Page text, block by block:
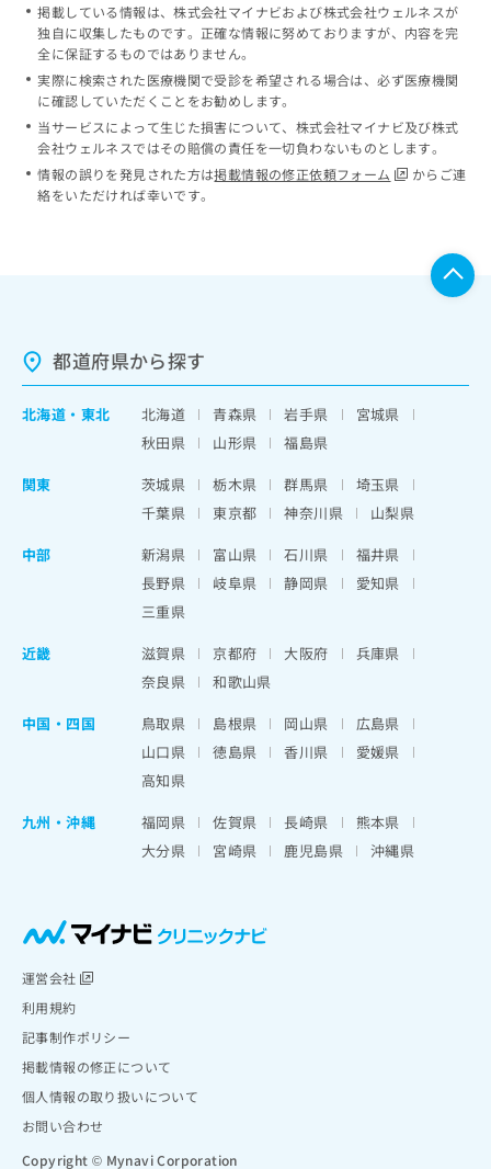
掲載している情報は、株式会社マイナビおよび株式会社ウェルネスが
独自に収集したものです。正確な情報に努めておりますが、内容を完
全に保証するものではありません。
実際に検索された医療機関で受診を希望される場合は、必ず医療機関
に確認していただくことをお勧めします。
当サービスによって生じた損害について、株式会社マイナビ及び株式
会社ウェルネスではその賠償の責任を一切負わないものとします。
情報の誤りを発見された方は掲載情報の修正依頼フォーム
からご連
絡をいただければ幸いです。
都道府県から探す
北海道 ・ 東北 北海道 青森県 岩手県
宮城県
秋田県
山形県
福島県
関東
茨城県 栃木県 群馬県
埼玉県
千葉県
東京都 神奈川県
山梨県
中部
新潟県 富山県 石川県
福井県
長野県
岐阜県 静岡県
愛知県
三重県
近畿
滋賀県 京都府 大阪府
兵庫県
奈良県
和歌山県
中国・四国
鳥取県 島根県 岡山県
広島県
山口県
徳島県 香川県
愛媛県
高知県
九州・沖縄
福岡県 佐賀県 長崎県
熊本県
大分県
宮崎県 鹿児島県 沖縄県
運営会社
利用規約
記事制作ポリシー
掲載情報の修正について
個人情報の取り扱いについて
お問い合わせ
Copyright © Mynavi Corporation